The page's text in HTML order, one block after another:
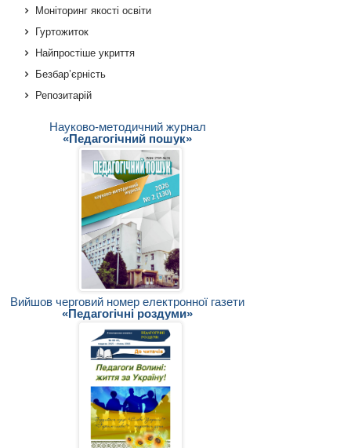
Моніторинг якості освіти
Гуртожиток
Найпростіше укриття
Безбар’єрність
Репозитарій
Науково-методичний журнал
«Педагогічний пошук»
Вийшов черговий номер електронної газети
«Педагогічні роздуми»